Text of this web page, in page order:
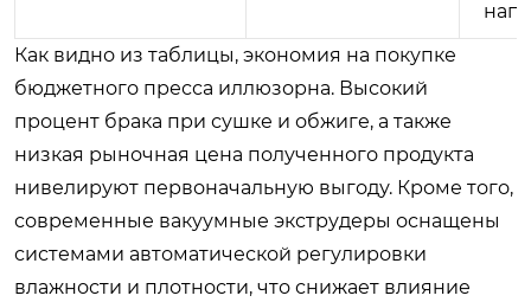
Как видно из таблицы, экономия на покупке
бюджетного пресса иллюзорна. Высокий
процент брака при сушке и обжиге, а также
низкая рыночная цена полученного продукта
нивелируют первоначальную выгоду. Кроме того,
современные вакуумные экструдеры оснащены
системами автоматической регулировки
влажности и плотности, что снижает влияние